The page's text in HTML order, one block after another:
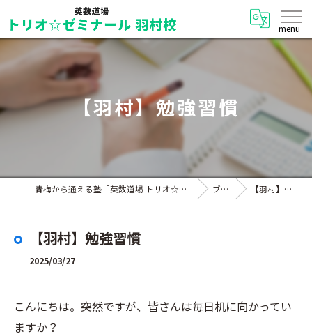
【羽村】勉強習慣
青梅から通える塾「英数道場 トリオ☆ゼミナール 羽村校」 ブログ 【羽村】勉強習慣
【羽村】勉強習慣
2025/03/27
こんにちは。突然ですが、皆さんは毎日机に向かってい
ますか？